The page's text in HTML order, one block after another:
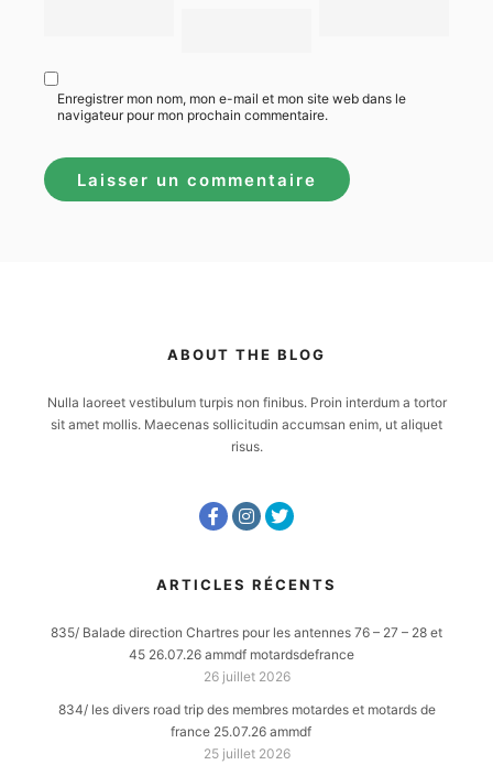
Enregistrer mon nom, mon e-mail et mon site web dans le
navigateur pour mon prochain commentaire.
ABOUT THE BLOG
Nulla laoreet vestibulum turpis non finibus. Proin interdum a tortor
sit amet mollis. Maecenas sollicitudin accumsan enim, ut aliquet
risus.
ARTICLES RÉCENTS
835/ Balade direction Chartres pour les antennes 76 – 27 – 28 et
45 26.07.26 ammdf motardsdefrance
26 juillet 2026
834/ les divers road trip des membres motardes et motards de
france 25.07.26 ammdf
25 juillet 2026